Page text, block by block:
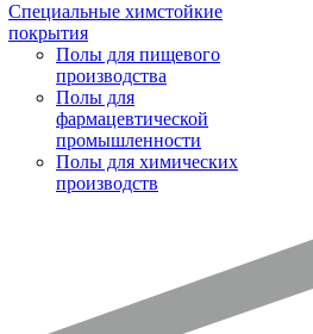
Специальные химстойкие
покрытия
Полы для пищевого
производства
Полы для
фармацевтической
промышленности
Полы для химических
производств